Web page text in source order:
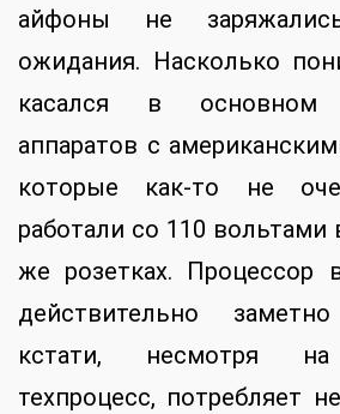
айфоны не
ожидания. Насколько
касался в основном
аппаратов с
которые как-то не
работали со 110 вольтами
же розетках. Процессор
действительно
кстати, несмотря
техпроцесс, потребляет